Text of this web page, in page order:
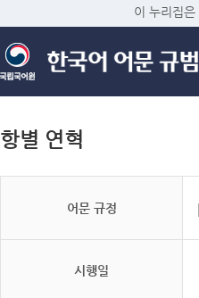
이 누리집은
항별 연혁
어문 규정
시행일